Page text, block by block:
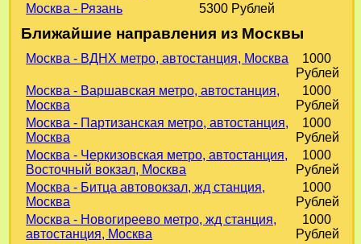
Москва - Рязань
5300 Рублей
Ближайшие направления из Москвы
Москва - ВДНХ метро, автостанция, Москва
1000
Рублей
Москва - Варшавская метро, автостанция,
Москва
1000
Рублей
Москва - Партизанская метро, автостанция,
Москва
1000
Рублей
Москва - Черкизовская метро, автостанция,
Восточный вокзал, Москва
1000
Рублей
Москва - Битца автовокзал, жд станция,
Москва
1000
Рублей
Москва - Новогиреево метро, жд станция,
автостанция, Москва
1000
Рублей